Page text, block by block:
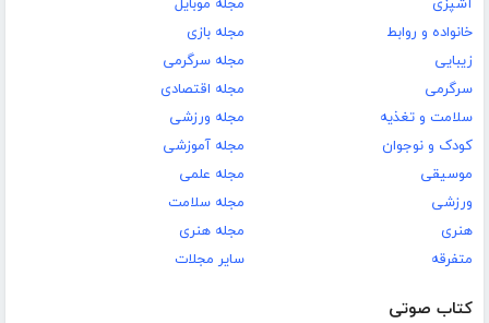
آشپزی
خانواده و روابط
زیبایی
سرگرمی
سلامت و تغذیه
کودک و نوجوان
موسیقی
ورزشی
هنری
متفرقه
مجله موبایل
مجله بازی
مجله سرگرمی
مجله اقتصادی
مجله ورزشی
مجله آموزشی
مجله علمی
مجله سلامت
مجله هنری
سایر مجلات
کتاب صوتی